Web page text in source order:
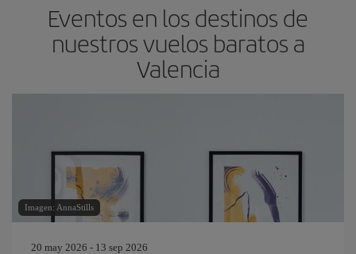
Eventos en los destinos de
nuestros vuelos baratos a
Valencia
Imagen: AnnaStills
20 may 2026 - 13 sep 2026